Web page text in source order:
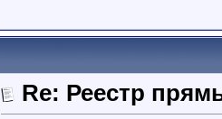
Re: Реестр